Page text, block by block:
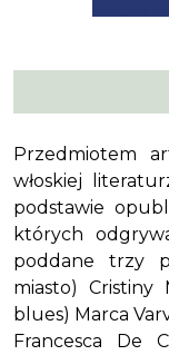
Przedmiotem
włoskiej
podstawie
których
poddane trzy
miasto) Cristiny
blues) Marca
Francesca De